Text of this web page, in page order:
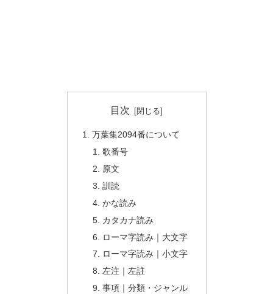
目次
万葉集2094番について
歌番号
原文
訓読
かな読み
カタカナ読み
ローマ字読み｜大文字
ローマ字読み｜小文字
左注｜左註
事項｜分類・ジャンル